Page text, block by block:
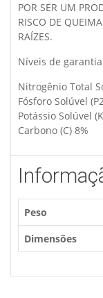
POR SER UM
RISCO DE
RAÍZES.
Níveis de
Nitrogênio Total
Fósforo Solúvel
Potássio Solúvel
Carbono (C) 8%
Peso
Dimensões